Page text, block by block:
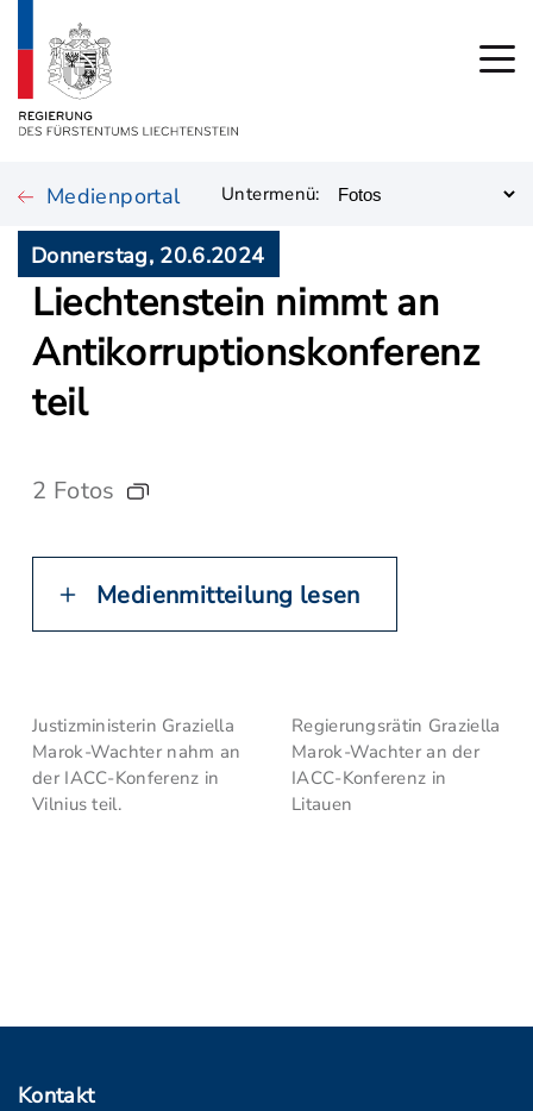
Medienportal Untermenü:
Donnerstag, 20.6.2024
Liechtenstein nimmt an
Antikorruptionskonferenz
teil
2 Fotos
Medienmitteilung lesen
Justizministerin Graziella
Marok-Wachter nahm an
der IACC-Konferenz in
Vilnius teil.
Regierungsrätin Graziella
Marok-Wachter an der
IACC-Konferenz in
Litauen
Kontakt